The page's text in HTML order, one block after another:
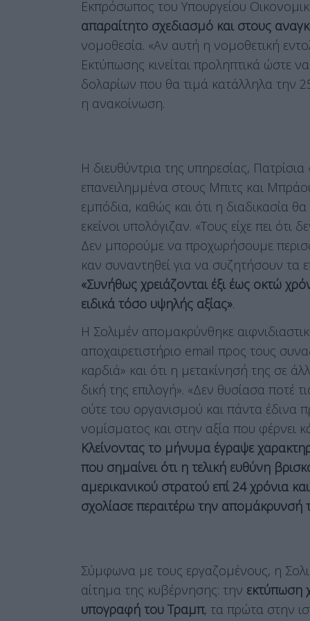
Εκπρόσωπος του Υπουργείου
απαραίτητο σχεδιασμό και στους
νομοθεσία. «Αν αυτή η νομοθετική
Εκτύπωσης κινείται προληπτικά ώστε
δολαρίων που θα τιμά κατάλληλα την
η ανακοίνωση.
Η διευθύντρια της υπηρεσίας,
επανειλημμένα στους Μπιτς και
εμπόδια, καθώς και ότι η διαδικασία
εκείνοι υπολόγιζαν. «Τους είχε πει
Δεν μπορούμε να προχωρήσουμε
καν συναντηθεί για να συζητήσουν
«Συνήθως χρειάζονται έξι έως οκτώ
ειδικά τόσο υψηλής αξίας».
Η Σολιμέν απομακρύνθηκε
αποχαιρετιστήριο email προς τους
καρδιά» και ότι η μετακίνησή της σε
δική της επιλογή». «Δεν θυσίασα ποτέ
ούτε του οργανισμού και πάντα έδινα
νομίσματος και στην αξία που φέρνει
Κλείνοντας το μήνυμα έγραψε
που σημαίνει ότι η τελική ευθύνη
αμερικανικού στρατού επί 24 χρόνια
σχολίασε περαιτέρω την απομάκρυνσή
Σύμφωνα με τους εργαζομένους, η
αίτημα της κυβέρνησης: την εκτύπωση
υπογραφή του Τραμπ, τα πρώτα στην